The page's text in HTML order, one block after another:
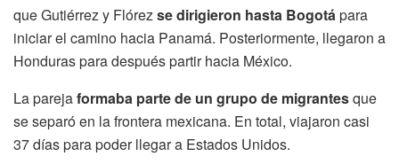
que Gutiérrez y Flórezse dirigieron hasta Bogotápara
iniciar el camino hacia Panamá. Posteriormente, llegaron a
Honduras para después partir hacia México.
La parejaformaba parte de un grupo de migrantesque
se separó en la frontera mexicana. En total, viajaron casi
37 días para poder llegar a Estados Unidos.